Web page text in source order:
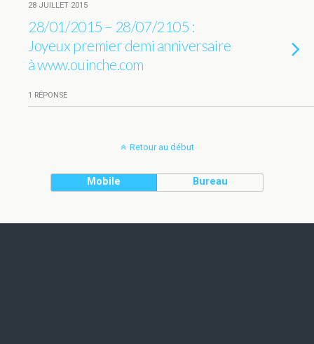
28 JUILLET 2015
28/01/2015 – 28/07/2105 :
Joyeux premier demi anniversaire
à www.ouinche.com
1 RÉPONSE
Retour au début
Mobile Bureau